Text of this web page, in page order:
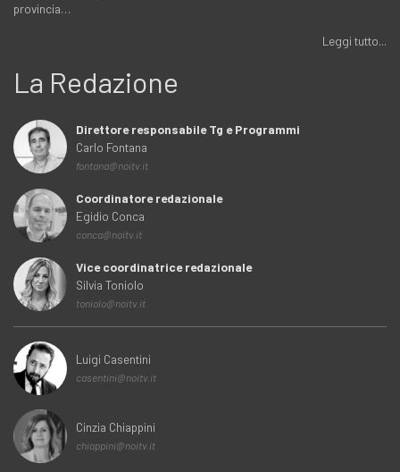
provincia…
Leggi tutto...
La Redazione
Direttore responsabile Tg e Programmi
Carlo Fontana
fontana@noitv.it
Coordinatore redazionale
Egidio Conca
conca@noitv.it
Vice coordinatrice redazionale
Silvia Toniolo
toniolo@noitv.it
Luigi Casentini
casentini@noitv.it
Cinzia Chiappini
chiappini@noitv.it